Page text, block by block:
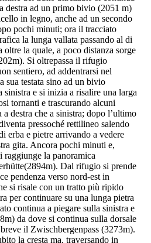
destra ad un primo bivio (2051 m)
in legno, anche ad un secondo
pochi minuti; ora il tracciato
la lunga vallata passando al di
oltre la quale, a poco distanza sorge
Si oltrepassa il rifugio
sentiero, ad addentrarsi nel
sua testata sino ad un bivio
sinistra e si inizia a risalire una larga
tornanti e trascurando alcuni
destra che a sinistra; dopo l’ultimo
pressoché rettilineo salendo
erba e pietre arrivando a vedere
gita. Ancora pochi minuti e,
raggiunge la panoramica
Dal rifugio si prende
pendenza verso nord-est in
si risale con un tratto più ripido
per continuare su una lunga pietra
continua a piegare sulla sinistra e
da dove si continua sulla dorsale
il Zwischbergenpass (3273m).
la cresta ma, traversando in